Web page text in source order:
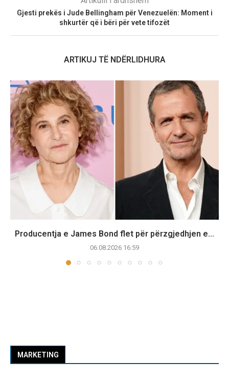
Gjesti prekës i Jude Bellingham për Venezuelën: Moment i
shkurtër që i bëri për vete tifozët
ARTIKUJ TË NDËRLIDHURA
Producentja e James Bond flet për përzgjedhjen e...
06.08.2026 16:59
MARKETING